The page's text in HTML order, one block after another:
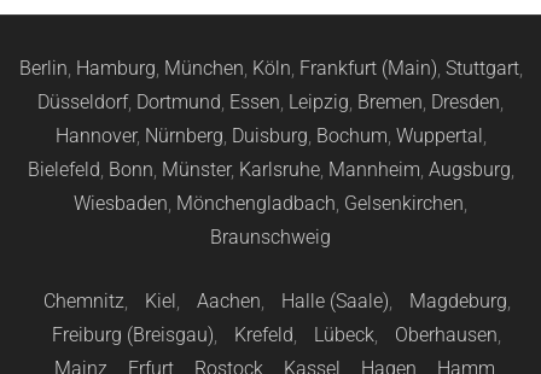
Berlin, Hamburg, München, Köln, Frankfurt (Main), Stuttgart,
Düsseldorf, Dortmund, Essen, Leipzig, Bremen, Dresden,
Hannover, Nürnberg, Duisburg, Bochum, Wuppertal,
Bielefeld, Bonn, Münster, Karlsruhe, Mannheim, Augsburg,
Wiesbaden, Mönchengladbach, Gelsenkirchen,
Braunschweig
Chemnitz, Kiel, Aachen, Halle (Saale), Magdeburg,
Freiburg (Breisgau), Krefeld, Lübeck, Oberhausen,
Mainz
Erfurt Rostock Kassel Hagen Hamm